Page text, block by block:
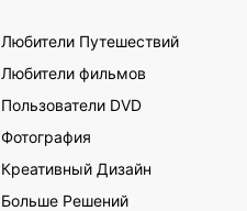
Любители Путешествий
Любители фильмов
Пользователи DVD
Фотография
Креативный Дизайн
Больше Решений